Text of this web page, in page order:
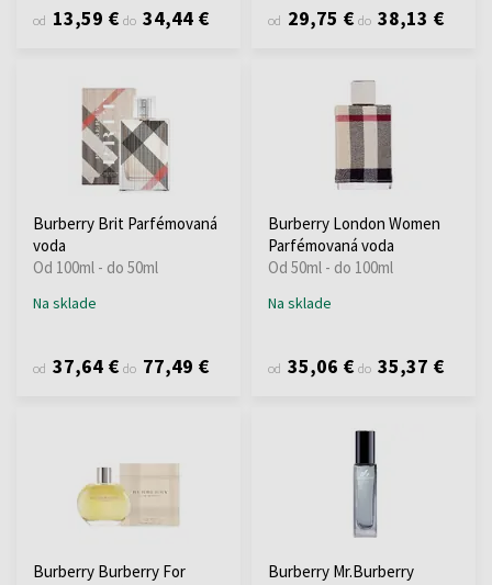
od 13,59 € do 34,44 € od 29,75 € do 38,13 €
Burberry Brit Parfémovaná
voda
Od 100ml - do 50ml
Na sklade
od 37,64 € do 77,49 €
Burberry London Women
Parfémovaná voda
Od 50ml - do 100ml
Na sklade
od 35,06 € do 35,37 €
Burberry Burberry For
Burberry Mr.Burberry